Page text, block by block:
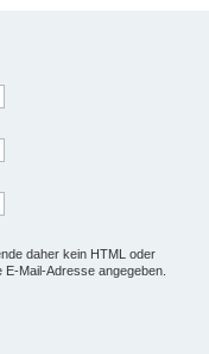
daher kein HTML oder
Mail-Adresse angegeben.